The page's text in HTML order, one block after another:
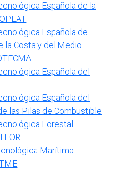
Española de la
Española de
la Costa y del Medio
Española del
Española del
las Pilas de Combustible
Forestal
Marítima